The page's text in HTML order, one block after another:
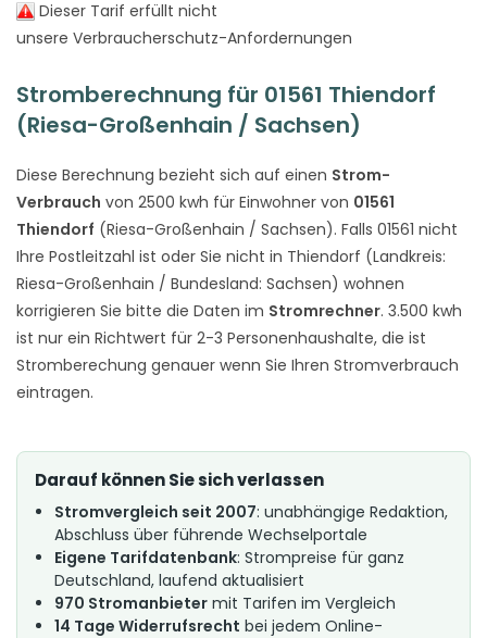
Dieser Tarif erfüllt nicht
unsere Verbraucherschutz-Anfordernungen
Stromberechnung für 01561 Thiendorf
(Riesa-Großenhain / Sachsen)
Diese Berechnung bezieht sich auf einen Strom-
Verbrauch von 2500 kwh für Einwohner von 01561
Thiendorf (Riesa-Großenhain / Sachsen). Falls 01561 nicht
Ihre Postleitzahl ist oder Sie nicht in Thiendorf (Landkreis:
Riesa-Großenhain / Bundesland: Sachsen) wohnen
korrigieren Sie bitte die Daten im Stromrechner. 3.500 kwh
ist nur ein Richtwert für 2-3 Personenhaushalte, die ist
Stromberechung genauer wenn Sie Ihren Stromverbrauch
eintragen.
Darauf können Sie sich verlassen
Stromvergleich seit 2007: unabhängige Redaktion,
Abschluss über führende Wechselportale
Eigene Tarifdatenbank: Strompreise für ganz
Deutschland, laufend aktualisiert
970 Stromanbieter mit Tarifen im Vergleich
14 Tage Widerrufsrecht bei jedem Online-